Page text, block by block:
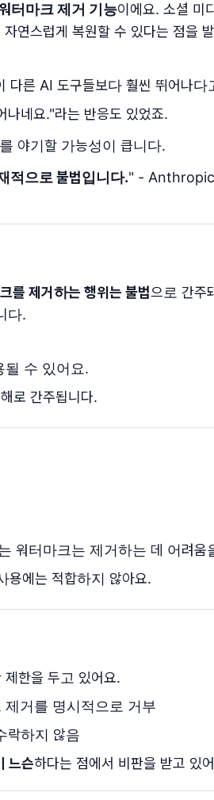
터마크 제거 기능이에요. 소셜 미
연스럽게 복원할 수 있다는 점을
른 AI 도구들보다 훨씬 뛰어나다
네요."라는 반응도 있었죠.
야기할 가능성이 큽니다.
적으로 불법입니다." -
를 제거하는 행위는 불법으로 간주
다.
될 수 있어요.
로 간주됩니다.
워터마크는 제거하는 데 어려움
용에는 적합하지 않아요.
제한을 두고 있어요.
제거를 명시적으로 거부
락하지 않음
느슨하다는 점에서 비판을 받고 있